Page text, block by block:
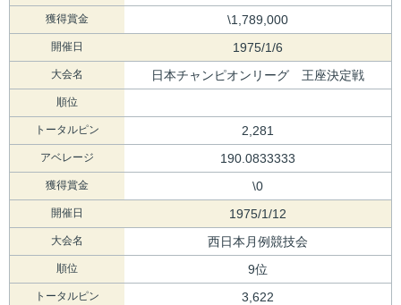
獲得賞金 \1,789,000
開催日 1975/1/6
大会名 日本チャンピオンリーグ 王座決定戦
順位
トータルピン 2,281
アベレージ 190.0833333
獲得賞金 \0
開催日 1975/1/12
大会名 西日本月例競技会
順位 9位
トータルピン 3,622